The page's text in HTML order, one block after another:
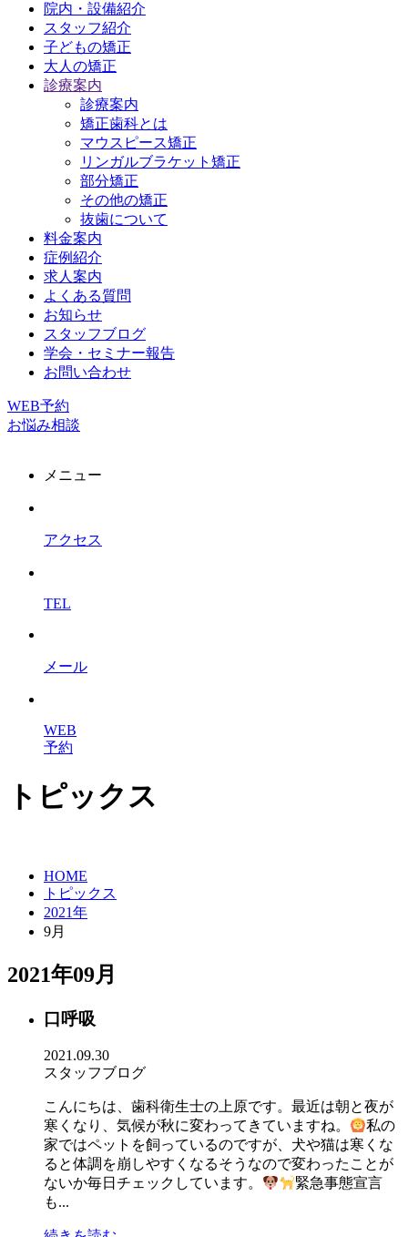
院内・設備紹介
スタッフ紹介
子どもの矯正
大人の矯正
診療案内
診療案内
矯正歯科とは
マウスピース矯正
リンガルブラケット矯正
部分矯正
その他の矯正
抜歯について
料金案内
症例紹介
求人案内
よくある質問
お知らせ
スタッフブログ
学会・セミナー報告
お問い合わせ
WEB予約
お悩み相談
メニュー
アクセス
TEL
メール
WEB
予約
トピックス
HOME
トピックス
2021年
9月
2021年09月
口呼吸
2021.09.30
スタッフブログ
こんにちは、歯科衛生士の上原です。最近は朝と夜が
寒くなり、気候が秋に変わってきていますね。
私の
家ではペットを飼っているのですが、犬や猫は寒くな
ると体調を崩しやすくなるそうなので変わったことが
ないか毎日チェックしています。
緊急事態宣言
も...